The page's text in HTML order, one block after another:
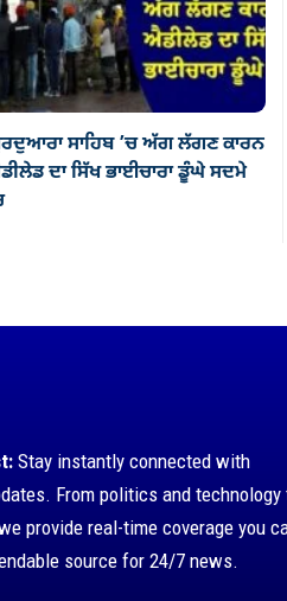
ਸਾਹਿਬ ’ਚ ਅੱਗ ਲੱਗਣ ਕਾਰਨ
ਦਾ ਸਿੱਖ ਭਾਈਚਾਰਾ ਡੂੰਘੇ ਸਦਮੇ
Stay instantly connected with
From politics and technology
provide real-time coverage you
source for 24/7 news.